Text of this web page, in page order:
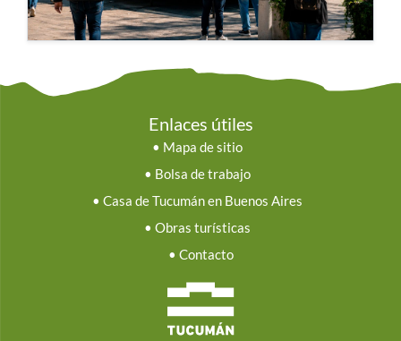
Enlaces útiles
• Mapa de sitio
• Bolsa de trabajo
• Casa de Tucumán en Buenos Aires
• Obras turísticas
• Contacto